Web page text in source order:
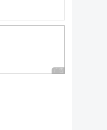
广告 商业广告，理性